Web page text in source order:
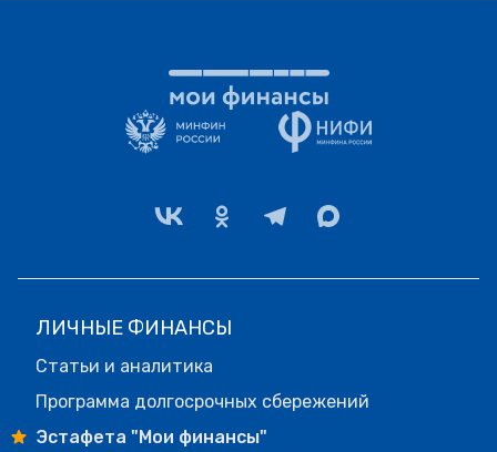
ЛИЧНЫЕ ФИНАНСЫ
Статьи и аналитика
Программа долгосрочных сбережений
Эстафета "Мои финансы"